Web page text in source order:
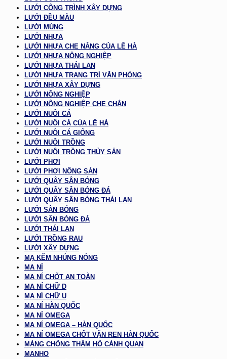
LƯỚI CÔNG TRÌNH XÂY DỰNG
LƯỚI ĐỀU MÀU
LƯỚI MÙNG
LƯỚI NHỰA
LƯỚI NHỰA CHE NẮNG CỦA LÊ HÀ
LƯỚI NHỰA NÔNG NGHIỆP
LƯỚI NHỰA THÁI LAN
LƯỚI NHỰA TRANG TRÍ VĂN PHÒNG
LƯỚI NHỰA XÂY DỰNG
LƯỚI NÔNG NGHIỆP
LƯỚI NÔNG NGHIỆP CHE CHẮN
LƯỚI NUÔI CÁ
LƯỚI NUÔI CÁ CỦA LÊ HÀ
LƯỚI NUÔI CÁ GIỐNG
LƯỚI NUÔI TRỒNG
LƯỚI NUÔI TRỒNG THỦY SẢN
LƯỚI PHƠI
LƯỚI PHƠI NÔNG SẢN
LƯỚI QUÂY SÂN BÓNG
LƯỚI QUÂY SÂN BÓNG ĐÁ
LƯỚI QUÂY SÂN BÓNG THÁI LAN
LƯỚI SÂN BÓNG
LƯỚI SÂN BÓNG ĐÁ
LƯỚI THÁI LAN
LƯỚI TRỒNG RAU
LƯỚI XÂY DỰNG
MẠ KẼM NHÚNG NÓNG
MA NÍ
MA NÍ CHỐT AN TOÀN
MA NÍ CHỮ D
MA NÍ CHỮ U
MA NÍ HÀN QUỐC
MA NÍ OMEGA
MA NÍ OMEGA – HÀN QUỐC
MA NÍ OMEGA CHỐT VẶN REN HÀN QUỐC
MÀNG CHỐNG THẤM HỒ CẢNH QUAN
MANHO